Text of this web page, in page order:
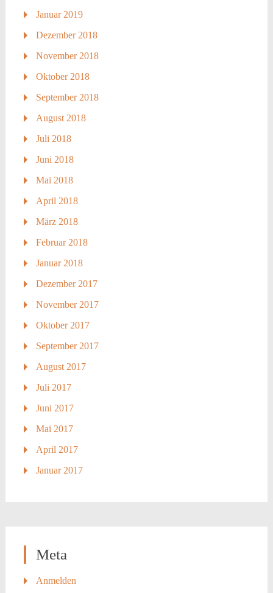
Januar 2019
Dezember 2018
November 2018
Oktober 2018
September 2018
August 2018
Juli 2018
Juni 2018
Mai 2018
April 2018
März 2018
Februar 2018
Januar 2018
Dezember 2017
November 2017
Oktober 2017
September 2017
August 2017
Juli 2017
Juni 2017
Mai 2017
April 2017
Januar 2017
Meta
Anmelden